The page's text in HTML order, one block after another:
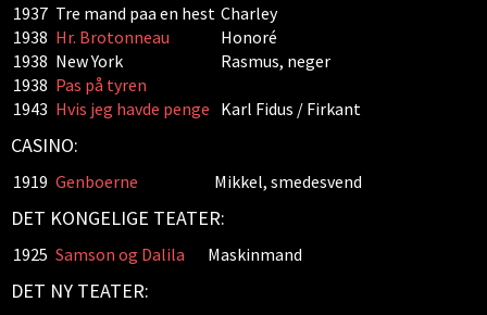
1937 Tre mand paa en hest Charley
1938 Hr. Brotonneau
Honoré
1938 New York
Rasmus, neger
1938 Pas på tyren
1943 Hvis jeg havde penge Karl Fidus / Firkant
CASINO:
1919 Genboerne Mikkel, smedesvend
DET KONGELIGE TEATER:
1925 Samson og Dalila Maskinmand
DET NY TEATER: